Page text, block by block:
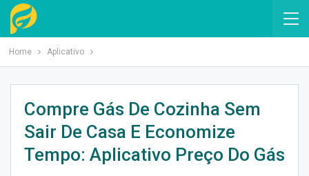
Home Aplicativo
Compre Gás De Cozinha Sem
Sair De Casa E Economize
Tempo: Aplicativo Preço Do Gás